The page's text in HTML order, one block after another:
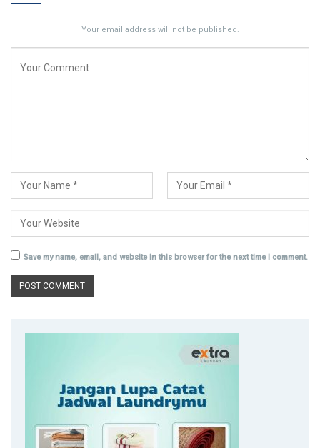
Your email address will not be published.
Save my name, email, and website in this browser for the next time I comment.